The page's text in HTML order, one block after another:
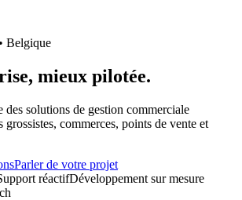
Belgique
mieux pilotée.
des solutions de gestion commerciale
grossistes, commerces, points de vente et
Parler de votre projet
réactifDéveloppement sur mesure